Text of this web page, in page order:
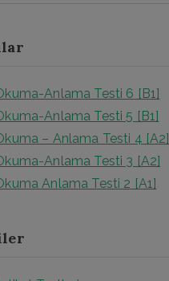
Anlama Testi 6 [B1]
Anlama Testi 5 [B1]
– Anlama Testi 4 [A2]
Anlama Testi 3 [A2]
Anlama Testi 2 [A1]